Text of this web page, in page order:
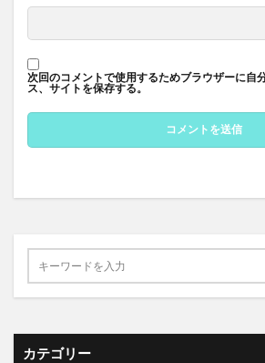
次回のコメントで使用するためブラウザーに自
ス、サイトを保存する。
カテゴリー